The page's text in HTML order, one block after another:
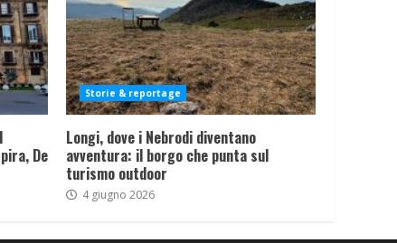
De
Storie & reportage
Longi, dove i Nebrodi diventano
avventura: il borgo che punta sul
turismo outdoor
4 giugno 2026